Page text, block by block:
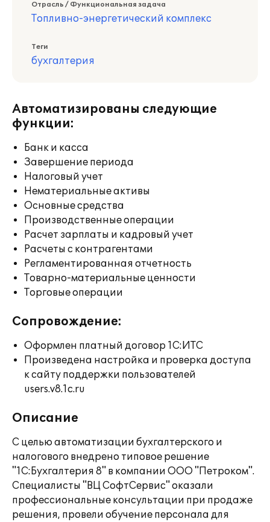
Отрасль / Функциональная задача
Топливно-энергетический комплекс
Теги
бухгалтерия
Автоматизированы следующие
функции:
Банк и касса
Завершение периода
Налоговый учет
Нематериальные активы
Основные средства
Производственные операции
Расчет зарплаты и кадровый учет
Расчеты с контрагентами
Регламентированная отчетность
Товарно-материальные ценности
Торговые операции
Сопровождение:
Оформлен платный договор 1С:ИТС
Произведена настройка и проверка доступа
к сайту поддержки пользователей
users.v8.1c.ru
Описание
С целью автоматизации бухгалтерского и
налогового внедрено типовое решение
"1С:Бухгалтерия 8" в компании ООО "Петроком".
Специалисты "ВЦ СофтСервис" оказали
профессиональные консультации при продаже
решения, провели обучение персонала для